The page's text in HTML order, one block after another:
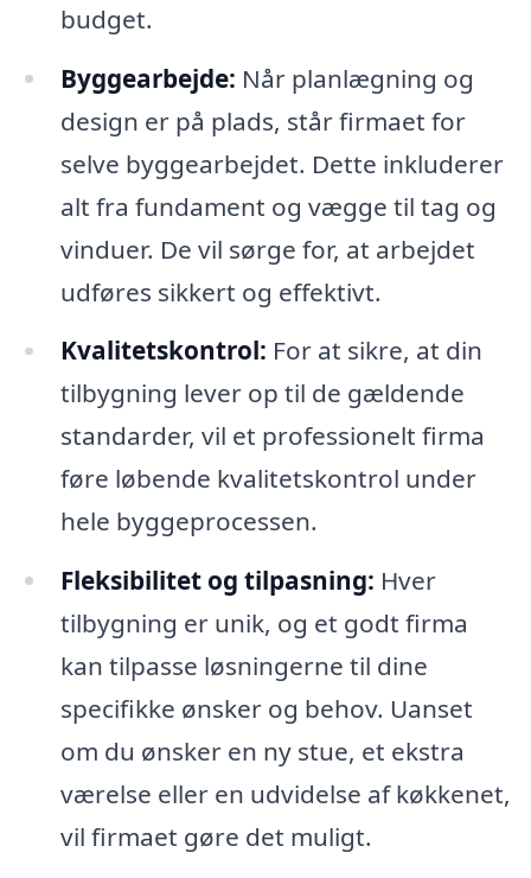
budget.
Byggearbejde: Når planlægning og
design er på plads, står firmaet for
selve byggearbejdet. Dette inkluderer
alt fra fundament og vægge til tag og
vinduer. De vil sørge for, at arbejdet
udføres sikkert og effektivt.
Kvalitetskontrol: For at sikre, at din
tilbygning lever op til de gældende
standarder, vil et professionelt firma
føre løbende kvalitetskontrol under
hele byggeprocessen.
Fleksibilitet og tilpasning: Hver
tilbygning er unik, og et godt firma
kan tilpasse løsningerne til dine
specifikke ønsker og behov. Uanset
om du ønsker en ny stue, et ekstra
værelse eller en udvidelse af køkkenet,
vil firmaet gøre det muligt.